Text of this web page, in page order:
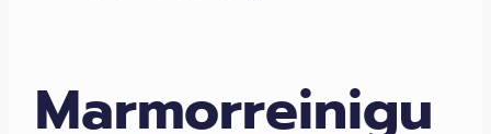
Marmorreinigu